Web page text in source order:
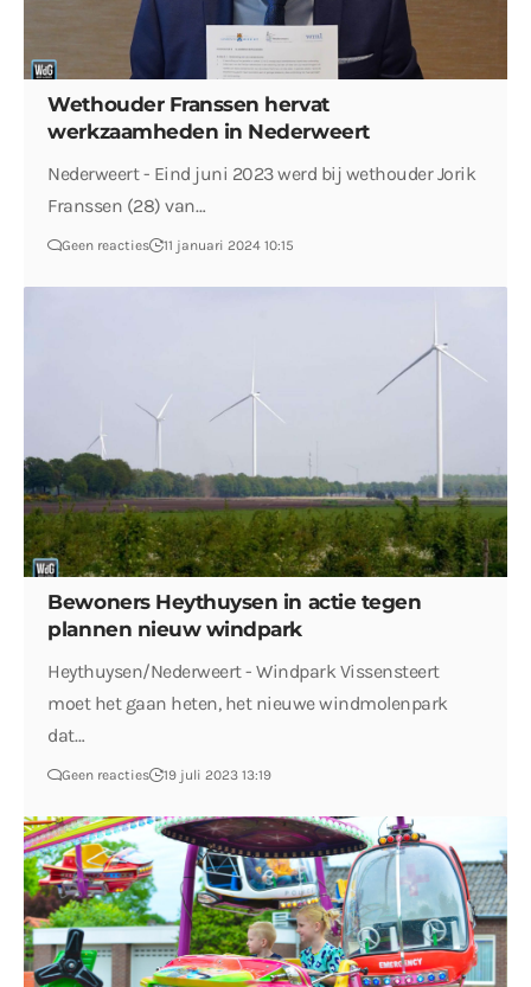
Wethouder Franssen hervat
werkzaamheden in Nederweert
Nederweert - Eind juni 2023 werd bij wethouder Jorik
Franssen (28) van…
Geen reacties 11 januari 2024 10:15
Bewoners Heythuysen in actie tegen
plannen nieuw windpark
Heythuysen/Nederweert - Windpark Vissensteert
moet het gaan heten, het nieuwe windmolenpark
dat…
Geen reacties 19 juli 2023 13:19